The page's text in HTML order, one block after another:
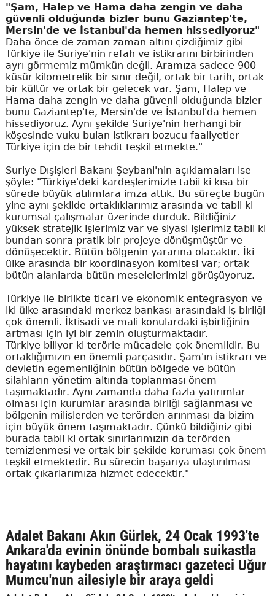
"Şam, Halep ve Hama daha zengin ve daha
güvenli olduğunda bizler bunu Gaziantep'te,
Mersin'de ve İstanbul'da hemen hissediyoruz"
Daha önce de zaman zaman altını çizdiğimiz gibi
Türkiye ile Suriye'nin refah ve istikrarını birbirinden
ayrı görmemiz mümkün değil. Aramıza sadece 900
küsür kilometrelik bir sınır değil, ortak bir tarih, ortak
bir kültür ve ortak bir gelecek var. Şam, Halep ve
Hama daha zengin ve daha güvenli olduğunda bizler
bunu Gaziantep'te, Mersin'de ve İstanbul'da hemen
hissediyoruz. Aynı şekilde Suriye'nin herhangi bir
köşesinde vuku bulan istikrarı bozucu faaliyetler
Türkiye için de bir tehdit teşkil etmekte."
Suriye Dışişleri Bakanı Şeybani'nin açıklamaları ise
şöyle: "Türkiye'deki kardeşlerimizle tabii ki kısa bir
sürede büyük atılımlara imza attık. Bu süreçte bugün
yine aynı şekilde ortaklıklarımız arasında ve tabii ki
kurumsal çalışmalar üzerinde durduk. Bildiğiniz
yüksek stratejik işlerimiz var ve siyasi işlerimiz tabii ki
bundan sonra pratik bir projeye dönüşmüştür ve
dönüşecektir. Bütün bölgenin yararına olacaktır. İki
ülke arasında bir koordinasyon komitesi var; ortak
bütün alanlarda bütün meselelerimizi görüşüyoruz.
Türkiye ile birlikte ticari ve ekonomik entegrasyon ve
iki ülke arasındaki merkez bankası arasındaki iş birliği
çok önemli. İktisadi ve mali konulardaki işbirliğinin
artması için iyi bir zemin oluşturmaktadır.
Türkiye biliyor ki terörle mücadele çok önemlidir. Bu
ortaklığımızın en önemli parçasıdır. Şam'ın istikrarı ve
devletin egemenliğinin bütün bölgede ve bütün
silahların yönetim altında toplanması önem
taşımaktadır. Aynı zamanda daha fazla yatırımlar
olması için kurumlar arasında birliği sağlanması ve
bölgenin milislerden ve terörden arınması da bizim
için büyük önem taşımaktadır. Çünkü bildiğiniz gibi
burada tabii ki ortak sınırlarımızın da terörden
temizlenmesi ve ortak bir şekilde koruması çok önem
teşkil etmektedir. Bu sürecin başarıya ulaştırılması
ortak çıkarlarımıza hizmet edecektir."
Adalet Bakanı Akın Gürlek, 24 Ocak 1993'te
Ankara'da evinin önünde bombalı suikastla
hayatını kaybeden araştırmacı gazeteci Uğur
Mumcu'nun ailesiyle bir araya geldi